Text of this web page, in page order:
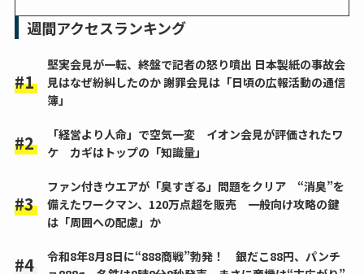
週間アクセスランキング
堅実会見が一転、終盤で記者の怒り噴出 日本製紙の事故会
見はなぜ紛糾したのか 謝罪会見は「日頃の広報活動の通信
簿」
「経営より人命」で空気一変 イオン会見が評価されたワ
ケ カギはトップの「知識量」
ファン付きウエアが「臭すぎる」問題をクリア “消臭”を
備えたワークマン、120万点超を販売 一般向け攻略の鍵
は「周囲への配慮」か
令和8年8月8日に“888商戦”勃発！ 銀だこ88円、パンチ